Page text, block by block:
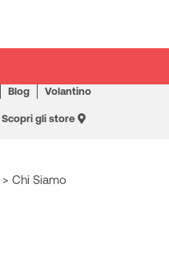
Blog Volantino
Scopri gli store
> Chi Siamo